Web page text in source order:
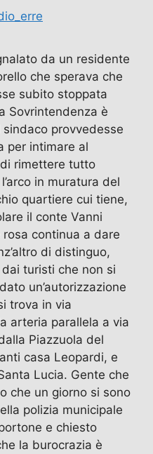
da un residente
che sperava che
subito stoppata
Sovrintendenza è
provvedesse
per intimare al
rimettere tutto
in muratura del
quartiere cui tiene,
il conte Vanni
continua a dare
di distinguo,
turisti che non si
un’autorizzazione
trova in via
arteria parallela a via
Piazzuola del
casa Leopardi, e
Lucia. Gente che
che un giorno si sono
polizia municipale
e chiesto
la burocrazia è